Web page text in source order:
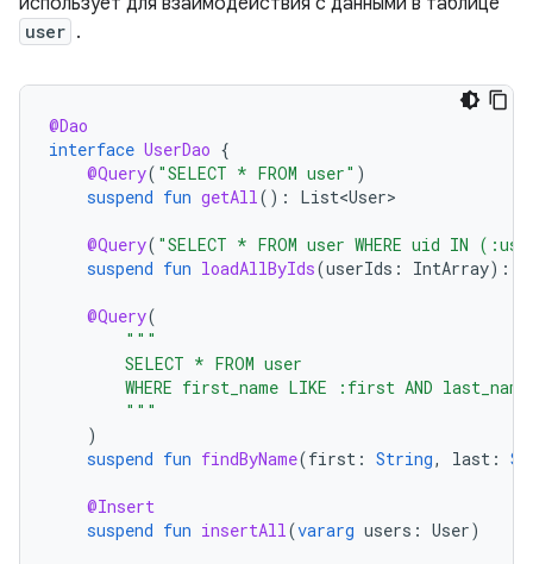
user .
@Dao
interface UserDao {
@Query( "SELECT * FROM user" )
suspend fun getAll (): List<User>
@Query( "SELECT * FROM user WHERE uid IN
suspend fun loadAllByIds(userIds : IntArray):
@Query(
"""
        SELECT * FROM user
WHERE first_name LIKE :first AND
        """
)
suspend fun findByName(first : String, last :
@Insert
suspend fun insertAll (vararg users : User)